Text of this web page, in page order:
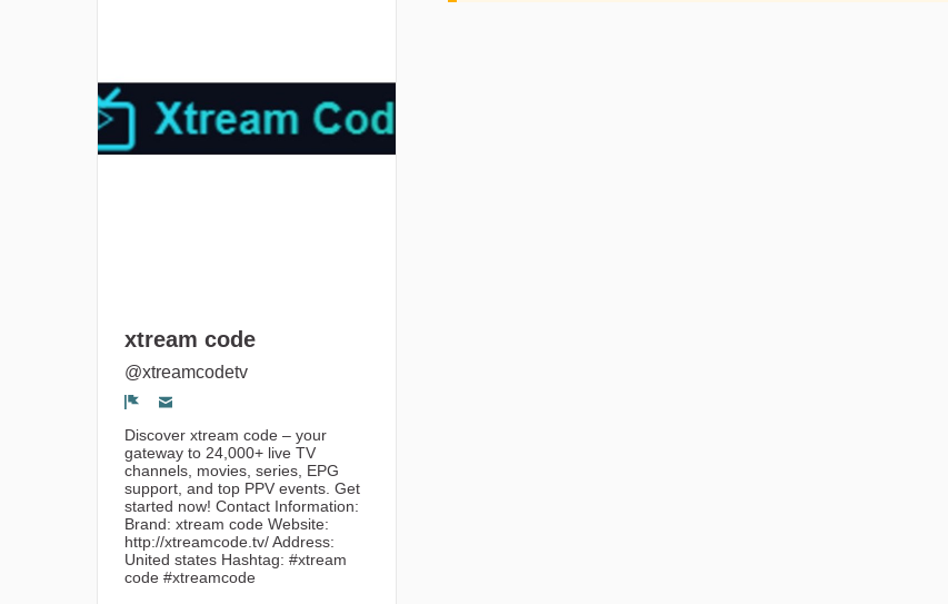
xtream code
@xtreamcodetv
Segnala un problema
Discover xtream code – your
gateway to 24,000+ live TV
channels, movies, series, EPG
support, and top PPV events. Get
started now! Contact Information:
Brand: xtream code Website:
http://xtreamcode.tv/ Address:
United states Hashtag: #xtream
code #xtreamcode